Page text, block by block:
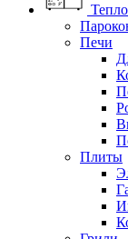
Печи
Плиты